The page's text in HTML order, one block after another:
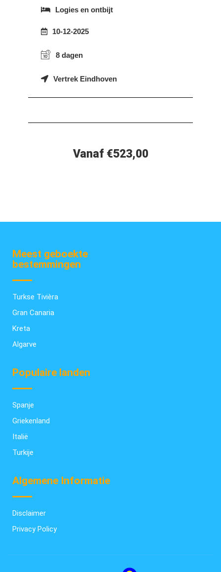
Logies en ontbijt
10-12-2025
8 dagen
Vertrek Eindhoven
Vanaf €523,00
Meest geboekte
bestemmingen
Turkse Tivièra
Gran Canaria
Kreta
Algarve
Populaire landen
Spanje
Griekenland
Italië
Turkije
Algemene Informatie
Disclaimer
Privacy Policy